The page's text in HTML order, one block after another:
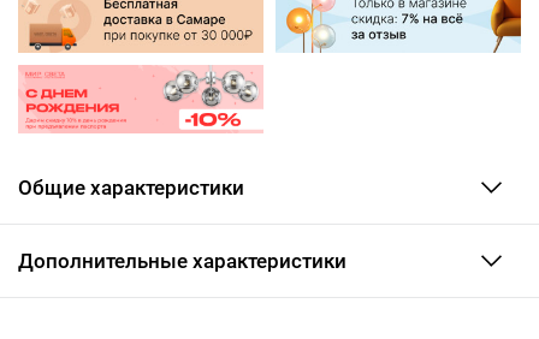
Общие характеристики
Дополнительные характеристики